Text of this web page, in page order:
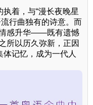
执着，与“漫长夜晚星
行曲独有的诗意。而
感升华——既有遗憾
所以历久弥新，正因
体记忆，成为一代人